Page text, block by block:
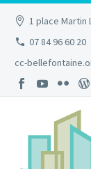
1 place Martin
07 84 96 60 20
cc-